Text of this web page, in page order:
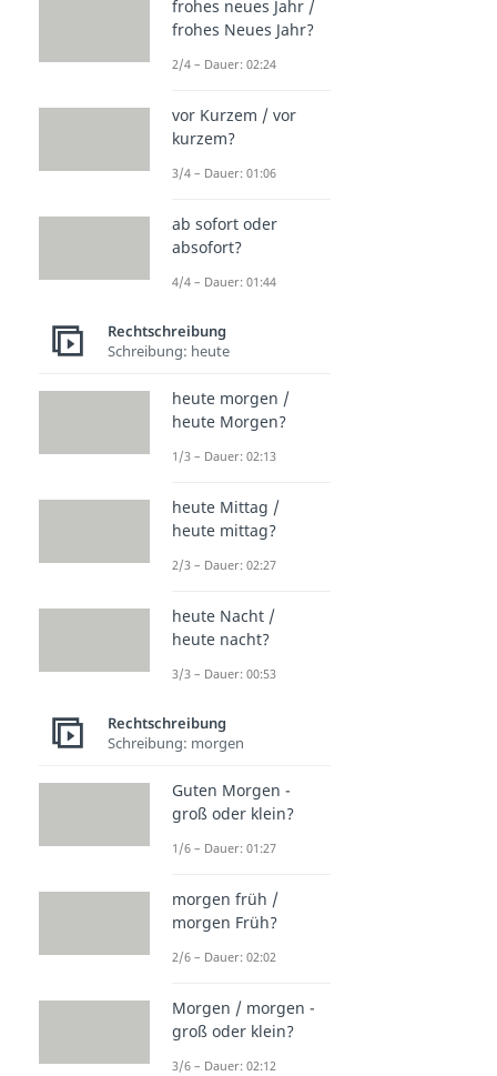
frohes neues Jahr /
frohes Neues Jahr?
2/4 – Dauer: 02:24
vor Kurzem / vor
kurzem?
3/4 – Dauer: 01:06
ab sofort oder
absofort?
4/4 – Dauer: 01:44
Rechtschreibung
Schreibung: heute
heute morgen /
heute Morgen?
1/3 – Dauer: 02:13
heute Mittag /
heute mittag?
2/3 – Dauer: 02:27
heute Nacht /
heute nacht?
3/3 – Dauer: 00:53
Rechtschreibung
Schreibung: morgen
Guten Morgen -
groß oder klein?
1/6 – Dauer: 01:27
morgen früh /
morgen Früh?
2/6 – Dauer: 02:02
Morgen / morgen -
groß oder klein?
3/6 – Dauer: 02:12